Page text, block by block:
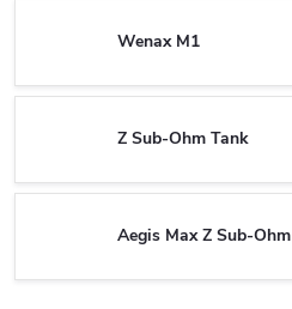
Wenax M1
Z Sub-Ohm Tank
Aegis Max Z Sub-Ohm